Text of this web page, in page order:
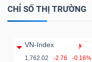
CHỈ SỐ THỊ TRƯỜNG
VN-Index
1,762.02 -2.76 -0.16%